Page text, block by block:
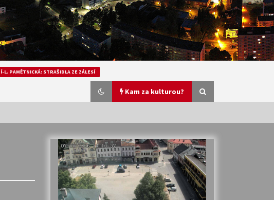
L. PAMĚTNICKÁ: STRAŠIDLA ZE ZÁLESÍ
Kam za kulturou?
Veselí muzikanti
30. 7. 2026
Votavžatský ploty